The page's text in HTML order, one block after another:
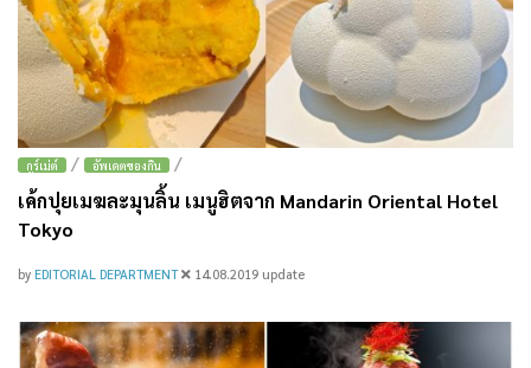
กูร์เม่ต์ / อัพเดตของกิน /
เค้กปุยเมฆละมุนลิ้น เมนูฮิตจาก Mandarin Oriental Hotel
Tokyo
by EDITORIAL DEPARTMENT 14.08.2019 update